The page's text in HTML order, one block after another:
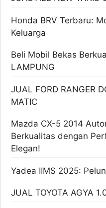
Honda BRV Terbaru:
Keluarga
Beli Mobil Bekas
LAMPUNG
JUAL FORD RANGER
MATIC
Mazda CX-5 2014
Berkualitas dengan
Elegan!
Yadea IIMS 2025:
JUAL TOYOTA AGYA